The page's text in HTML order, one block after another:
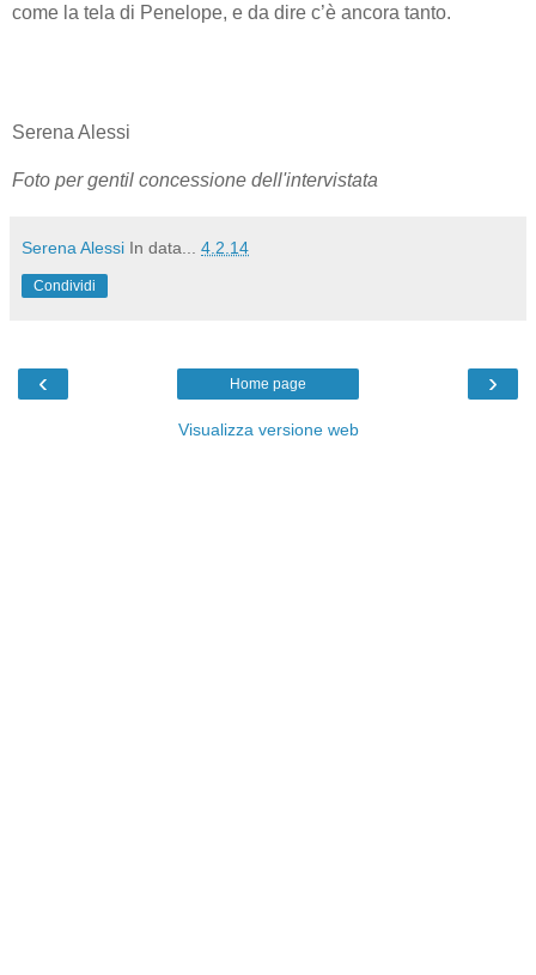
come la tela di Penelope, e da dire c’è ancora tanto.
Serena Alessi
Foto per gentil concessione dell'intervistata
Serena Alessi In data... 4.2.14
Condividi
‹ ›
Home page
Visualizza versione web